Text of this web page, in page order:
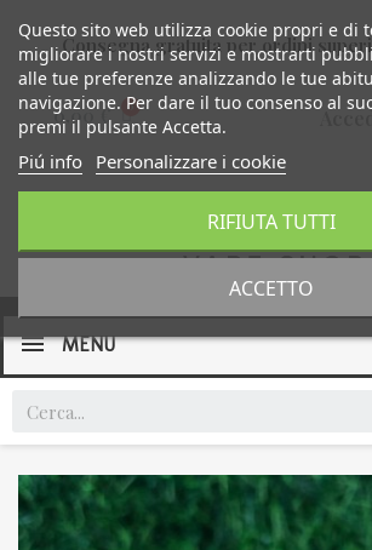
Consegna gratuita per ordini
0,00 €
MENU
Questo sito web utilizza cookie propri e di
migliorare i nostri servizi e mostrarti
alle tue preferenze analizzando le tue
navigazione. Per dare il tuo consenso al
premi il pulsante Accetta.
Piú info Personalizzare i cookie
RIFIUTA TUTTI
ACCETTO